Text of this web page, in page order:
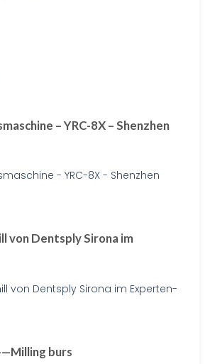
– YRC-8X – Shenzhen
von Dentsply Sirona im
burs